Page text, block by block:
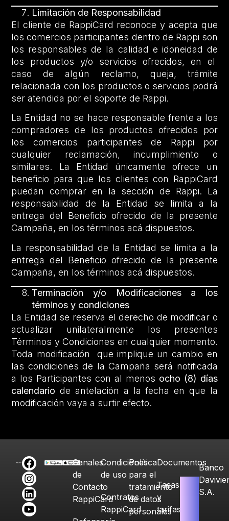
Limitación de Responsabilidad
El cliente de RappiCard reconoce y acepta que
los comercios participantes dentro de Rappi son
los responsables de la calidad e idoneidad de
los productos y/o servicios ofrecidos, en el
caso de algún reclamo, queja, trámite
relacionada con los productos o servicios podrá
ser atendida por el soporte de Rappi.
La Entidad no se hace responsable frente a los
compradores de los productos ofrecidos por
los comercios participantes de Rappi por
cualquier reclamación, incumplimiento o
similares. La Entidad únicamente ofrece un
beneficio para que los clientes con RappiCard
puedan comprar en la sección de Rappi. La
responsabilidad de la Entidad se limita a la
entrega del Beneficio ofrecido de la presente
Campaña, en los términos acá dispuestos.
La responsabilidad de la Entidad se limita a la
entrega del Beneficio ofrecido de la presente
Campaña, en los términos acá dispuestos.
Terminación y/o Modificaciones a los
términos y condiciones
La Entidad se reserva el derecho de modificar o
actualizar unilateralmente los presentes
Términos y Condiciones en cualquier momento.
Toda modificación que implique un cambio en
las condiciones de la Campaña será notificada
a los Participantes con al menos ocho (8) días
calendario de antelación a la fecha en que la
modificación vaya a surtir efecto.
Canales
de
Contacto
RappiCard
Condiciones
de uso
Contratos
RappiCard
Política
para el
tratamiento
de datos
personales
Documentos
Tasas
y
tarifas
Banco
S.A.